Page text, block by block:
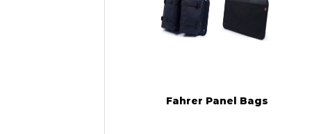
Fahrer Panel Bags